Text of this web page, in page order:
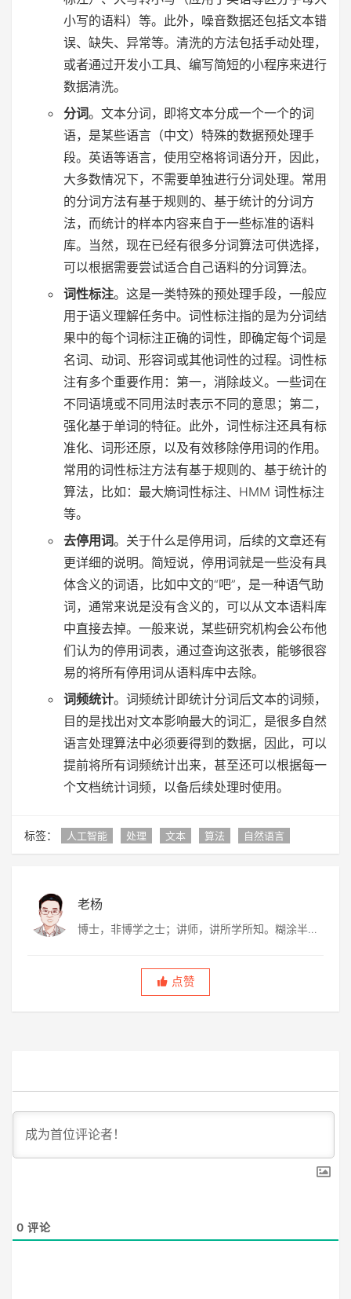
小写的语料）等。此外，噪音数据还包括文本错
误、缺失、异常等。清洗的方法包括手动处理，
或者通过开发小工具、编写简短的小程序来进行
数据清洗。
分词。文本分词，即将文本分成一个一个的词
语，是某些语言（中文）特殊的数据预处理手
段。英语等语言，使用空格将词语分开，因此，
大多数情况下，不需要单独进行分词处理。常用
的分词方法有基于规则的、基于统计的分词方
法，而统计的样本内容来自于一些标准的语料
库。当然，现在已经有很多分词算法可供选择，
可以根据需要尝试适合自己语料的分词算法。
词性标注。这是一类特殊的预处理手段，一般应
用于语义理解任务中。词性标注指的是为分词结
果中的每个词标注正确的词性，即确定每个词是
名词、动词、形容词或其他词性的过程。词性标
注有多个重要作用：第一，消除歧义。一些词在
不同语境或不同用法时表示不同的意思；第二，
强化基于单词的特征。此外，词性标注还具有标
准化、词形还原，以及有效移除停用词的作用。
常用的词性标注方法有基于规则的、基于统计的
算法，比如：最大熵词性标注、HMM 词性标注
等。
去停用词。关于什么是停用词，后续的文章还有
更详细的说明。简短说，停用词就是一些没有具
体含义的词语，比如中文的“吧”，是一种语气助
词，通常来说是没有含义的，可以从文本语料库
中直接去掉。一般来说，某些研究机构会公布他
们认为的停用词表，通过查询这张表，能够很容
易的将所有停用词从语料库中去除。
词频统计。词频统计即统计分词后文本的词频，
目的是找出对文本影响最大的词汇，是很多自然
语言处理算法中必须要得到的数据，因此，可以
提前将所有词频统计出来，甚至还可以根据每一
个文档统计词频，以备后续处理时使用。
标签： 人工智能 处理 文本 算法 自然语言
老杨
博士，非博学之士；讲师，讲所学所知。糊涂半
点赞
0 评论